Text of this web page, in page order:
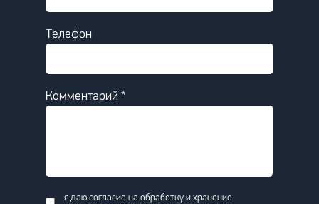
Телефон
Комментарий *
я даю согласие на обработку и хранение